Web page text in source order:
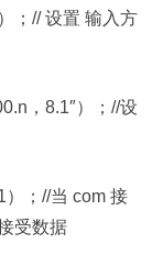
// 设置 输入方
，8.1″）；//设
；//当 com 接
受数据